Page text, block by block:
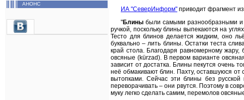
АНОНС
ИА "СеверИнформ" приводит фрагмент
"Блины были самыми разнообразными
ручкой, поскольку блины выпекаются на
Тесто для блинов делается жидким, оно
буквально – лить блины. Остатки теста
край стола. Благодаря равномерному
овсяные (kürzad). В первом варианте
зависит от достатка. Блины пекутся очень
неё обмакивают блин. Пахту, оставшуюся от
вытопками. Сейчас эти блины без
переворачивать – они рвутся. Поэтому в
муку легко сделать самим, перемолов